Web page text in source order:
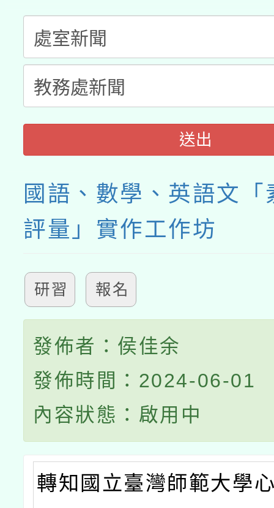
送出
國語、數學、英語文「
評量」實作工作坊
研習 報名
發佈者：侯佳余
發佈時間：2024-06-01
內容狀態：啟用中
轉知國立臺灣師範大學